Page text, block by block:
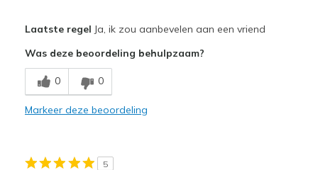
Comfortable
Stylish
Laatste regel Ja, ik zou aanbevelen aan een vriend
Was deze beoordeling behulpzaam?
0 0
Markeer deze beoordeling
5